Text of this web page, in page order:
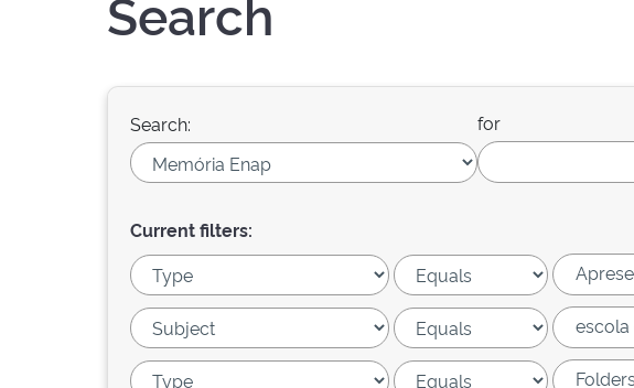
Search: for
Current filters: